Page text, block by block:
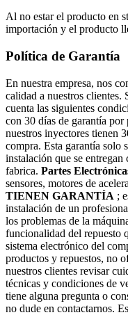
Al no estar el producto en
importación y el producto
Política de Garantía
En nuestra empresa, nos
calidad a nuestros clientes.
cuenta las siguientes
con 30 días de garantía por
nuestros inyectores tienen
compra. Esta garantía solo
instalación que se
fabrica. Partes
sensores, motores de
TIENEN GARANTÍA ;
instalación de un
los problemas de la
funcionalidad del repuesto
sistema electrónico del
productos y repuestos, no
nuestros clientes revisar
técnicas y condiciones de
tiene alguna pregunta o
no dude en contactarnos.